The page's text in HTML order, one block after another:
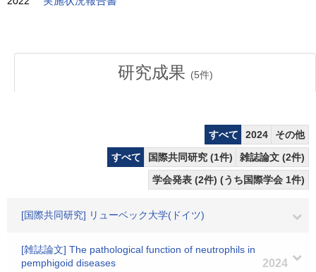
研究成果 (5件)
すべて 2024
その他
すべて
国際共同研究 (1件)
雑誌論文 (2件)
学会発表 (2件) (うち国際学会 1件)
[国際共同研究] リューベック大学(ドイツ)
[雑誌論文] The pathological function of neutrophils in
pemphigoid diseases
2024